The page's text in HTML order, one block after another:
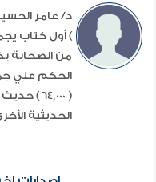
د/ عامر
) أول كتاب
من الصحابة
الحكم علي
( 64,000
الحديثية